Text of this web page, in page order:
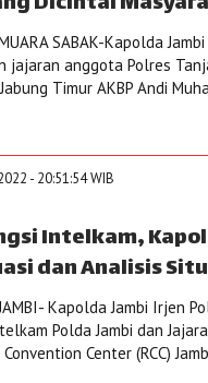
MUARA SABAK-Kapolda
jajaran anggota Polres
Timur AKBP Andi
- 20:51:54 WIB
Intelkam,
dan Analisis
JAMBI- Kapolda Jambi Irjen
Polda Jambi dan
Center (RCC)